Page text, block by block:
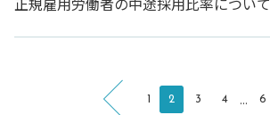
1 2 3 4 ... 6